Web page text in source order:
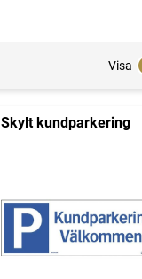
Visa
Skylt kundparkering